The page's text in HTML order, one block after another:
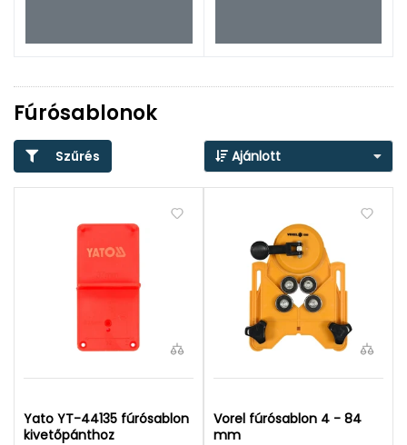
Fúrósablonok
Szűrés Ajánlott
Yato YT-44135 fúrósablon
kivetőpánthoz
Vorel fúrósablon 4 - 84
mm